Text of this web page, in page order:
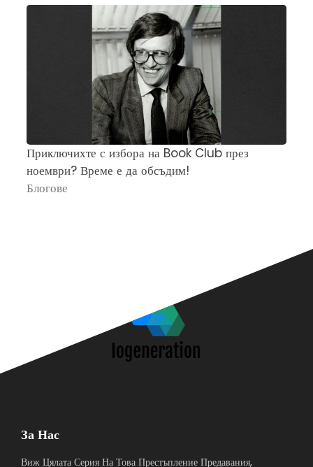
Приключихте с избора на Book Club през
ноември? Време е да обсъдим!
Блогове
За Нас
Виж Цялата Серия На Това Престъпление Предавания,